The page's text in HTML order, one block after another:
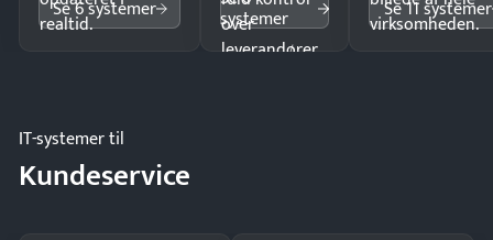
realtid.
Se 6 systemer
over
leverandører
systemer
virksomheden.
Se 11 systemer
IT-systemer til
Kundeservice